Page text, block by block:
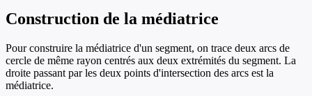
Construction de la médiatrice
Pour construire la médiatrice d'un segment, on trace deux arcs de
cercle de même rayon centrés aux deux extrémités du segment. La
droite passant par les deux points d'intersection des arcs est la
médiatrice.